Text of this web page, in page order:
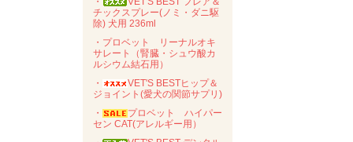
チックスプレー(ノミ・ダニ駆
除) 犬用 236ml
・プロベット リーナルオキ
サレート（腎臓・シュウ酸カ
ルシウム結石用）
・
VET'S BESTヒップ＆
ジョイント(愛犬の関節サプリ)
・
プロベット ハイパー
セン CAT(アレルギー用）